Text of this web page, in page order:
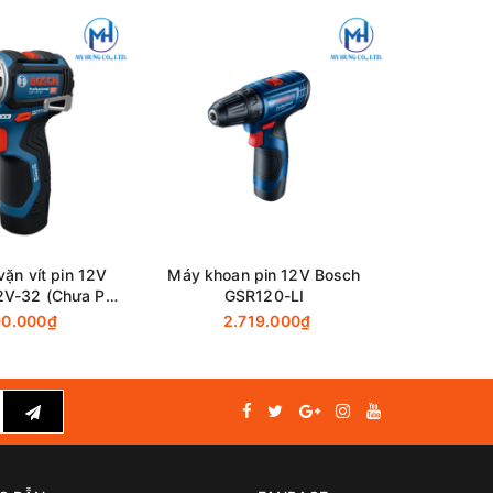
và
đình
vít pin 12V
32 (Chưa Pin
Máy khoan pin 12V Bosch
GSR120-LI
2.719.000₫